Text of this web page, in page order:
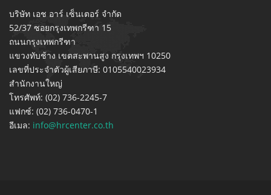
บริษัท เอช อาร์ เซ็นเตอร์ จำกัด
52/37 ซอยกรุงเทพกรีฑา 15
ถนนกรุงเทพกรีฑา
แขวงทับช้าง เขตสะพานสูง กรุงเทพฯ 10250
เลขที่ประจำตัวผู้เสียภาษี: 0105540023934
สำนักงานใหญ่
โทรศัพท์: (02) 736-2245-7
แฟกซ์: (02) 736-0470-1
อีเมล: info@hrcenter.co.th